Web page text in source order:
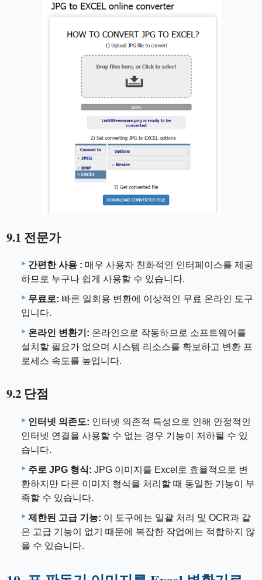
9.1 전문가
간편한 사용 : 매우 사용자 친화적인 인터페이스를 제공
하므로 누구나 쉽게 사용할 수 있습니다.
무료로: 빠른 일회용 변환에 이상적인 무료 온라인 도구
입니다.
온라인 변환기: 온라인으로 작동하므로 소프트웨어를
설치할 필요가 없으며 시스템 리소스를 확보하고 변환 프
로세스 속도를 높입니다.
9.2 단점
인터넷 의존도: 인터넷 의존적 특성으로 인해 안정적인
인터넷 연결을 사용할 수 없는 경우 기능이 저하될 수 있
습니다.
주로 JPG 형식: JPG 이미지를 Excel로 효율적으로 변
환하지만 다른 이미지 형식을 처리할 때 동일한 기능이 부
족할 수 있습니다.
제한된 고급 기능: 이 도구에는 일괄 처리 및 OCR과 같
은 고급 기능이 없기 때문에 복잡한 작업에는 적합하지 않
을 수 있습니다.